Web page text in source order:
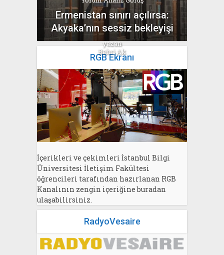
Ermenistan sınırı açılırsa:
Akyaka’nın sessiz bekleyişi
yazan
Bahri Ak
RGB Ekranı
İçerikleri ve çekimleri İstanbul Bilgi
Üniversitesi İletişim Fakültesi
öğrencileri tarafından hazırlanan RGB
Kanalının zengin içeriğine buradan
ulaşabilirsiniz.
RadyoVesaire